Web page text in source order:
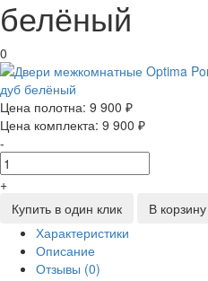
белёный
0
Цена полотна: 9 900 ₽
Цена комплекта: 9 900 ₽
-
+
Купить в один клик
В корзину
Характеристики
Описание
Отзывы (0)